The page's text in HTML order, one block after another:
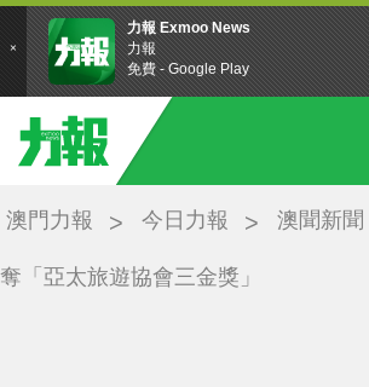
澳門力報 今日力報 澳聞新聞
奪「亞太旅遊協會三金獎」